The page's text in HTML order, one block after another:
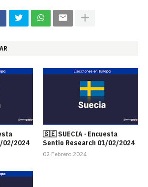
02/2024
🇸🇪 SUECIA · Encuesta
Sentio Research 01/02/2024
02 Febrero 2024